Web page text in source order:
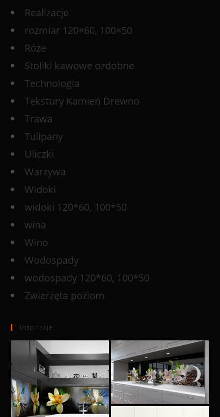
Realizacje
rozmiar 120×60, 100×50
Róże
Stoliki kawowe ozdobne
Technologia
Tekstury Kamień Drewno
Trawa
Tulipany
Uliczki
Warzywa
Widoki
widoki 120*60, 100*50
wina
Wino
Wodospady
wodospady 120*60, 100*50
Zwierzęta poziom
Inspiracje